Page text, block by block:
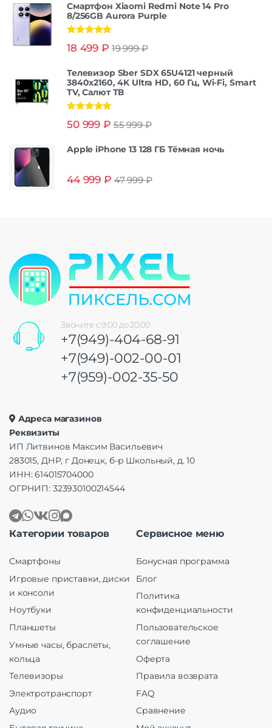
Смартфон Xiaomi Redmi Note 14 Pro
8/256GB Aurora Purple
из 5
18 499 ₽ 19 999₽
Телевизор Sber SDX 65U4121 черный
3840x2160, 4K Ultra HD, 60 Гц, Wi-Fi, Smart
TV, Салют ТВ
из 5
50 999 ₽ 55 999₽
Apple iPhone 13 128 ГБ Тёмная ночь
44 999 ₽ 47 999₽
Звоните с 9:00 до 20:00
+7(949)-404-68-91
+7(949)-002-00-01
+7(959)-002-35-50
Адреса магазинов
Реквизиты
ИП Литвинов Максим Васильевич
283015, ДНР, г Донецк, б-р Школьный, д. 10
ИНН: 614015704000
ОГРНИП: 323930100214544
Категории товаров
Смартфоны
Игровые приставки, диски
и консоли
Ноутбуки
Планшеты
Умные часы, браслеты,
кольца
Телевизоры
Электротранспорт
Аудио
Сервисное меню
Бонусная программа
Блог
Политика
конфиденциальности
Пользовательское
соглашение
Оферта
Правила возврата
FAQ
Сравнение